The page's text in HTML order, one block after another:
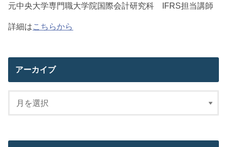
元中央大学専門職大学院国際会計研究科 IFRS担当講師
詳細は こちらから
アーカイブ